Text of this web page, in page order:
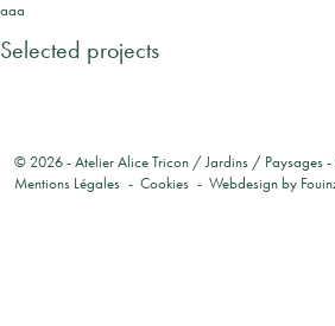
aaa
Selected projects
© 2026 -Atelier Alice Tricon / Jardins / Paysages-
Mentions Légales
Cookies Webdesign by